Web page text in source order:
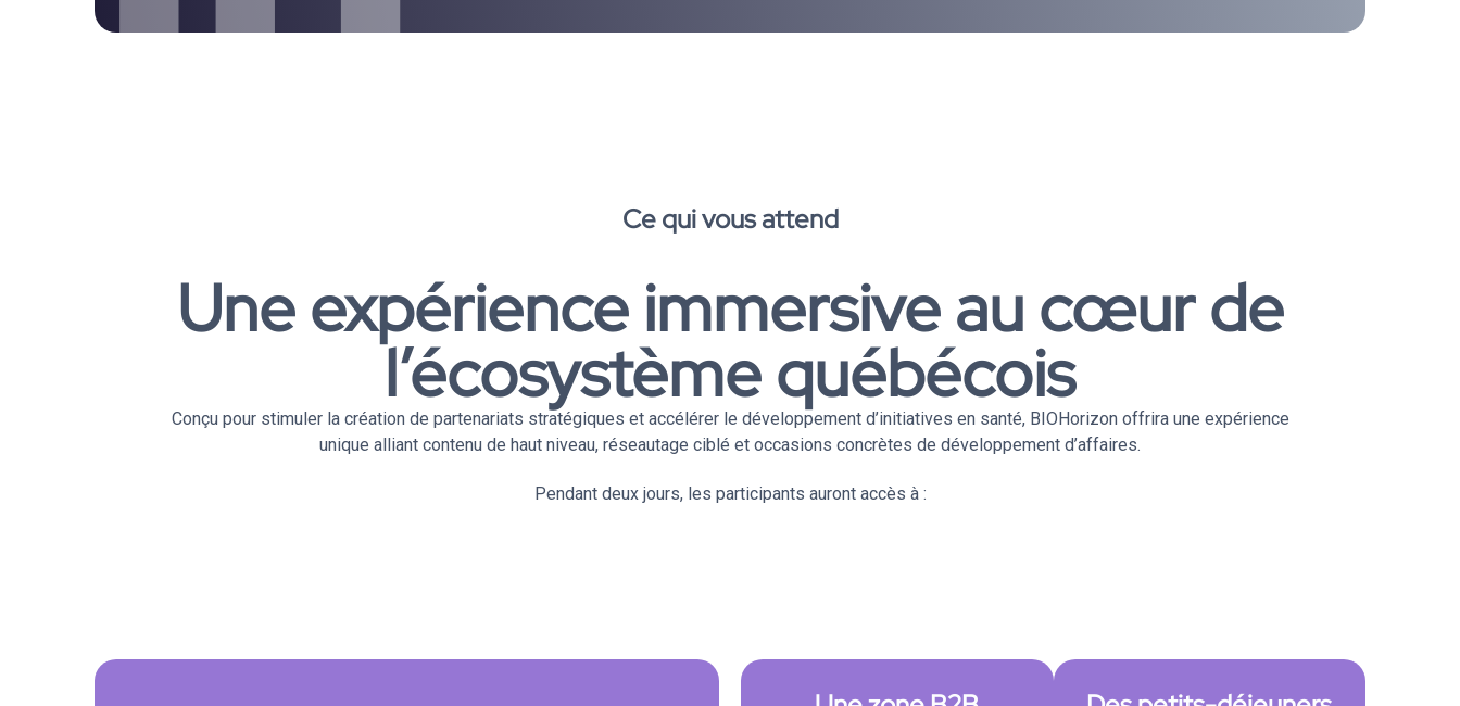
Ce qui vous attend
Une expérience immersive au cœur de
l’écosystème québécois
Conçu pour stimuler la création de partenariats stratégiques et accélérer le développement d’initiatives en santé, BIOHorizon offrira une expérience
unique alliant contenu de haut niveau, réseautage ciblé et occasions concrètes de développement d’affaires.
Pendant deux jours, les participants auront accès à :